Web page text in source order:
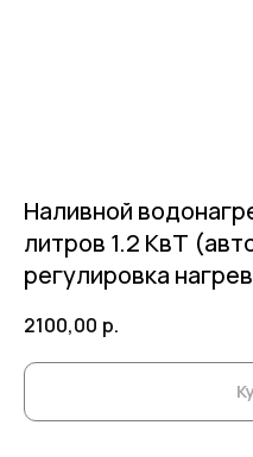
Наливной
литров 1.2 КвТ
регулировка
2100,00 р.